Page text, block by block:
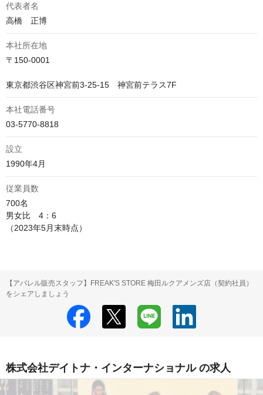
代表者名
高橋　正博
本社所在地
〒150-0001
東京都渋谷区神宮前3-25-15　神宮前テラス7F
本社電話番号
03-5770-8818
設立
1990年4月
従業員数
700名
男女比　4：6
（2023年5月末時点）
【アパレル販売スタッフ】FREAK'S STORE 梅田ルクアメンズ店（契約社員）
をシェアしましょう
株式会社デイトナ・インターナショナル の求人